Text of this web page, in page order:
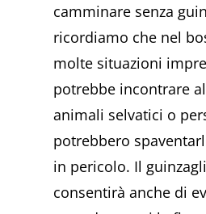
camminare senza
ricordiamo che nel
molte situazioni
potrebbe incontrare
animali selvatici o
potrebbero
in pericolo. Il
consentirà anche di